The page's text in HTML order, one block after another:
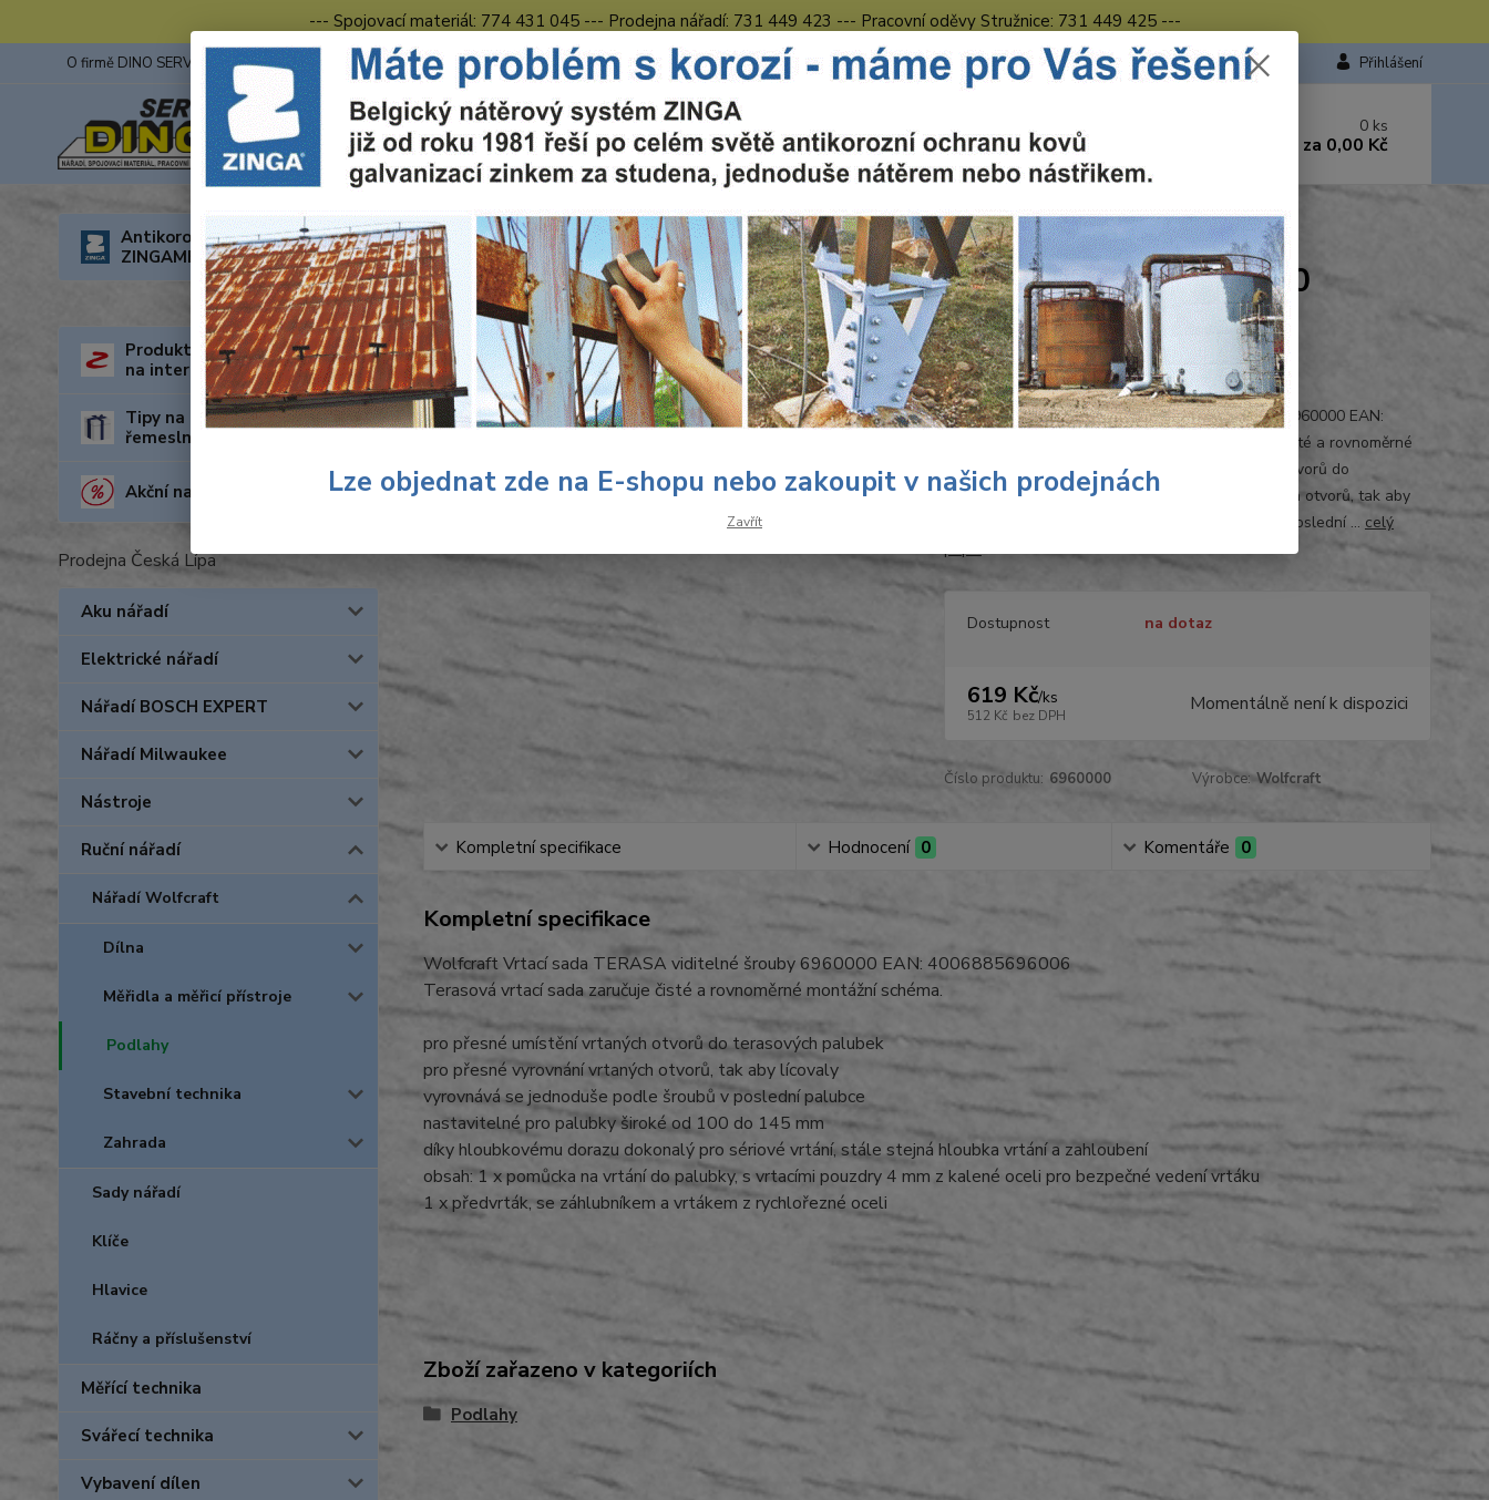
--- Spojovací materiál: 774 431 045 --- Prodejna nářadí: 731 449 423 --- Pracovní oděvy Stružnice: 731 449 425 ---
O firmě DINO SERVIS s.r.o. ZINGA Fotogalerie z výstav Obchodní podmínky Kontakty Česká Lípa Přihlášení
Hledat 731 449 423
8.00 hod. - 16.00 hod.
0 ks
za 0,00 Kč
Antikorozní nátěry
ZINGAMETALL
Produkty za nejnižší cenu
na internetu
Tipy na dárky pro kutily a
řemeslníky
Akční nabídka
Prodejna Česká Lípa
Aku nářadí
Elektrické nářadí
Nářadí BOSCH EXPERT
Nářadí Milwaukee
Nástroje
Ruční nářadí
Nářadí Wolfcraft
Dílna
Měřidla a měřicí přístroje
Podlahy
Stavební technika
Zahrada
Sady nářadí
Klíče
Hlavice
Ráčny a příslušenství
Měřící technika
Svářecí technika
Vybavení dílen
Úvod Ruční nářadí Nářadí Wolfcraft Podlahy Wolfcraft Vrtací sada TERASA viditelné šrouby 6960000
Wolfcraft Vrtací sada TERASA viditelné šrouby 6960000
Ohodnotit produkt
6960000
Wolfcraft Vrtací sada TERASA viditelné šrouby 6960000 EAN:
4006885696006 Terasová vrtací sada zaručuje čisté a rovnoměrné
montážní schéma. pro přesné umístění vrtaných otvorů do
terasových palubek pro přesné vyrovnání vrtaných otvorů, tak aby
lícovaly vyrovnává se jednoduše podle šroubů v poslední ... celý
popis
Dostupnost na dotaz
619 Kč/ks
512 Kč bez DPH Momentálně není k dispozici
Číslo produktu: 6960000 Výrobce: Wolfcraft
Kompletní specifikace Hodnocení 0 Komentáře 0
Kompletní specifikace
Wolfcraft Vrtací sada TERASA viditelné šrouby 6960000 EAN: 4006885696006
Terasová vrtací sada zaručuje čisté a rovnoměrné montážní schéma.
pro přesné umístění vrtaných otvorů do terasových palubek
pro přesné vyrovnání vrtaných otvorů, tak aby lícovaly
vyrovnává se jednoduše podle šroubů v poslední palubce
nastavitelné pro palubky široké od 100 do 145 mm
díky hloubkovému dorazu dokonalý pro sériové vrtání, stále stejná hloubka vrtání a zahloubení
obsah: 1 x pomůcka na vrtání do palubky, s vrtacími pouzdry 4 mm z kalené oceli pro bezpečné vedení vrtáku
1 x předvrták, se záhlubníkem a vrtákem z rychlořezné oceli
Zboží zařazeno v kategoriích
Podlahy
Lze objednat zde na E-shopu nebo zakoupit v našich prodejnách
Zavřít